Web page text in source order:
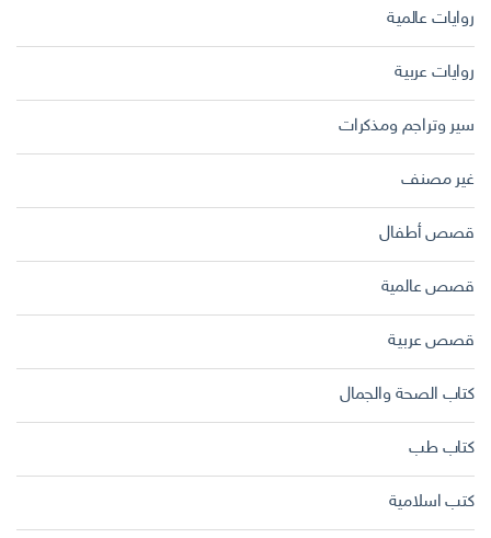
روايات عالمية
روايات عربية
سير وتراجم ومذكرات
غير مصنف
قصص أطفال
قصص عالمية
قصص عربية
كتاب الصحة والجمال
كتاب طب
كتب اسلامية